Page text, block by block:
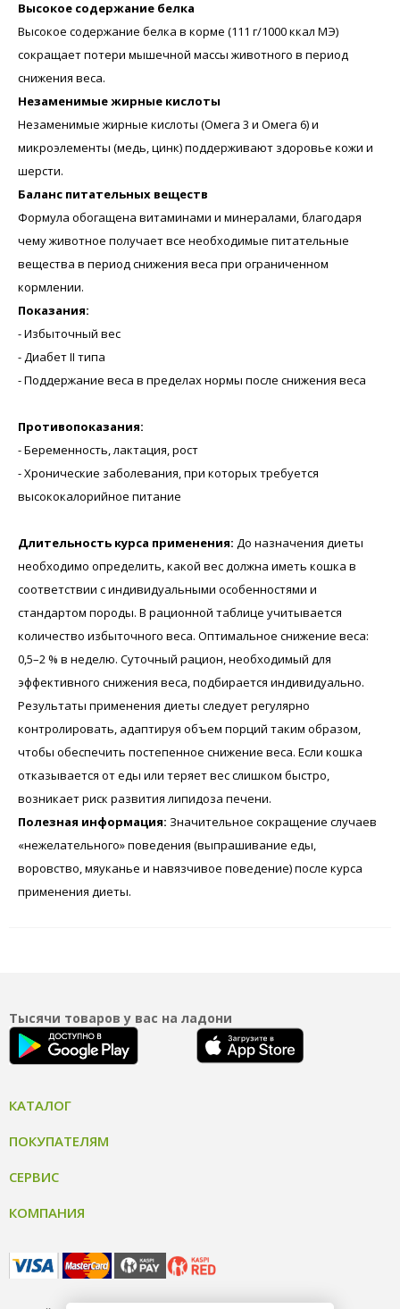
Высокое содержание белка
Высокое содержание белка в корме (111 г/1000 ккал МЭ)
сокращает потери мышечной массы животного в период
снижения веса.
Незаменимые жирные кислоты
Незаменимые жирные кислоты (Омега 3 и Омега 6) и
микроэлементы (медь, цинк) поддерживают здоровье кожи и
шерсти.
Баланс питательных веществ
Формула обогащена витаминами и минералами, благодаря
чему животное получает все необходимые питательные
вещества в период снижения веса при ограниченном
кормлении.
Показания:
- Избыточный вес
- Диабет II типа
- Поддержание веса в пределах нормы после снижения веса
Противопоказания:
- Беременность, лактация, рост
- Хронические заболевания, при которых требуется
высококалорийное питание
Длительность курса применения: До назначения диеты
необходимо определить, какой вес должна иметь кошка в
соответствии с индивидуальными особенностями и
стандартом породы. В рационной таблице учитывается
количество избыточного веса. Оптимальное снижение веса:
0,5–2 % в неделю. Суточный рацион, необходимый для
эффективного снижения веса, подбирается индивидуально.
Результаты применения диеты следует регулярно
контролировать, адаптируя объем порций таким образом,
чтобы обеспечить постепенное снижение веса. Если кошка
отказывается от еды или теряет вес слишком быстро,
возникает риск развития липидоза печени.
Полезная информация: Значительное сокращение случаев
«нежелательного» поведения (выпрашивание еды,
воровство, мяуканье и навязчивое поведение) после курса
применения диеты.
Тысячи товаров у вас на ладони
КАТАЛОГ
ПОКУПАТЕЛЯМ
СЕРВИС
КОМПАНИЯ